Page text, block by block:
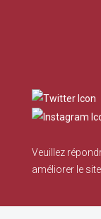
Veuillez
améliorer le site